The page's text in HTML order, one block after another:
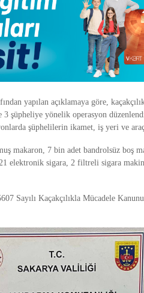
yapılan açıklamaya göre,
şüpheliye yönelik operasyon
şüphelilerin ikamet, iş yeri ve
makaron, 7 bin adet bandrolsüz boş
elektronik sigara, 2 filtreli sigara
Sayılı Kaçakçılıkla Mücadele